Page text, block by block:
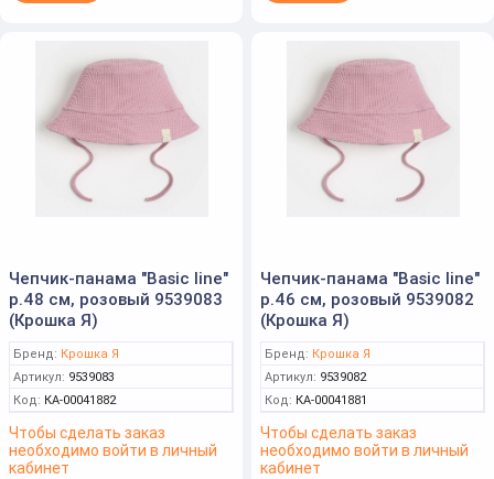
Чепчик-панама "Basic line"
р.48 см, розовый 9539083
(Крошка Я)
Бренд: Крошка Я
Артикул: 9539083
Код: КА-00041882
Чтобы сделать заказ
необходимо войти в личный
кабинет
Чепчик-панама "Basic line"
р.46 см, розовый 9539082
(Крошка Я)
Бренд: Крошка Я
Артикул: 9539082
Код: КА-00041881
Чтобы сделать заказ
необходимо войти в личный
кабинет